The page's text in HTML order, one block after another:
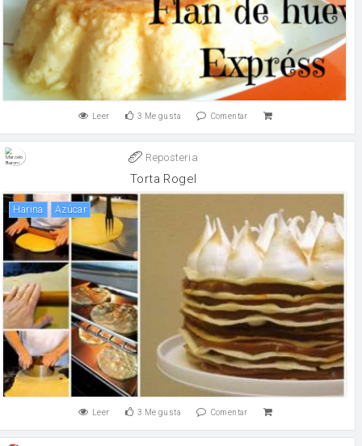
Leer 3 Me gusta Comentar
Reposteria
Torta Rogel
harina Azúcar
Leer 3 Me gusta Comentar